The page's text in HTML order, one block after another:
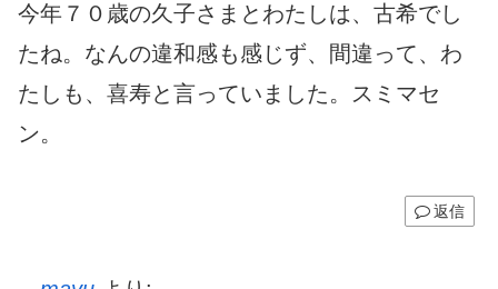
今年７０歳の久子さまとわたしは、古希でし
たね。なんの違和感も感じず、間違って、わ
たしも、喜寿と言っていました。スミマセ
ン。
返信